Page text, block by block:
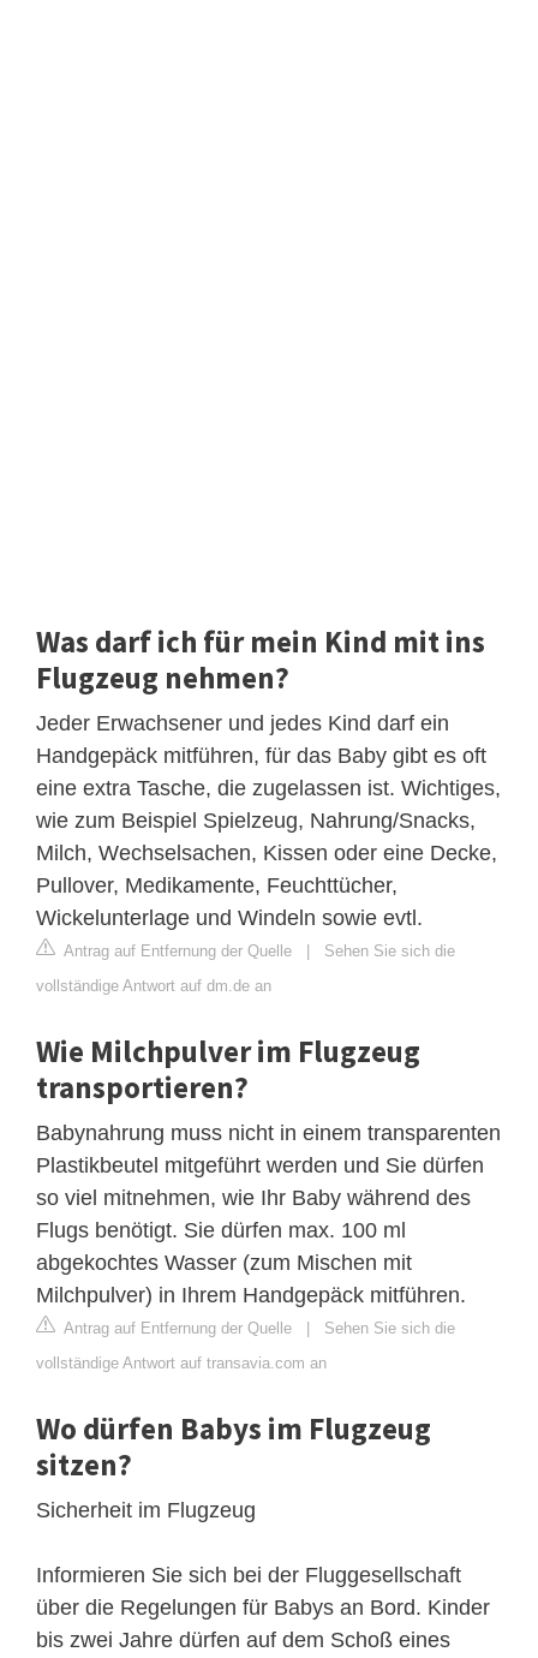
Was darf ich für mein Kind mit ins
Flugzeug nehmen?
Jeder Erwachsener und jedes Kind darf ein
Handgepäck mitführen, für das Baby gibt es oft
eine extra Tasche, die zugelassen ist. Wichtiges,
wie zum Beispiel Spielzeug, Nahrung/Snacks,
Milch, Wechselsachen, Kissen oder eine Decke,
Pullover, Medikamente, Feuchttücher,
Wickelunterlage und Windeln sowie evtl.
Antrag auf Entfernung der Quelle | Sehen Sie sich die
vollständige Antwort auf dm.de an
Wie Milchpulver im Flugzeug
transportieren?
Babynahrung muss nicht in einem transparenten
Plastikbeutel mitgeführt werden und Sie dürfen
so viel mitnehmen, wie Ihr Baby während des
Flugs benötigt. Sie dürfen max. 100 ml
abgekochtes Wasser (zum Mischen mit
Milchpulver) in Ihrem Handgepäck mitführen.
Antrag auf Entfernung der Quelle | Sehen Sie sich die
vollständige Antwort auf transavia.com an
Wo dürfen Babys im Flugzeug
sitzen?
Sicherheit im Flugzeug
Informieren Sie sich bei der Fluggesellschaft
über die Regelungen für Babys an Bord. Kinder
bis zwei Jahre dürfen auf dem Schoß eines